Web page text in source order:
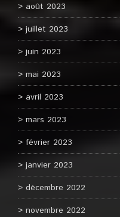
août 2023
juillet 2023
juin 2023
mai 2023
avril 2023
mars 2023
février 2023
janvier 2023
décembre 2022
novembre 2022